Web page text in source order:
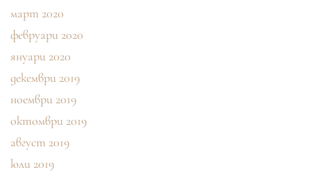
март 2020
февруари 2020
януари 2020
декември 2019
ноември 2019
октомври 2019
август 2019
юли 2019